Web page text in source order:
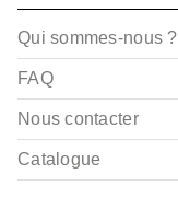
Qui sommes-nous ?
FAQ
Nous contacter
Catalogue